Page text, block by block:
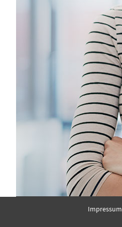
Impressum